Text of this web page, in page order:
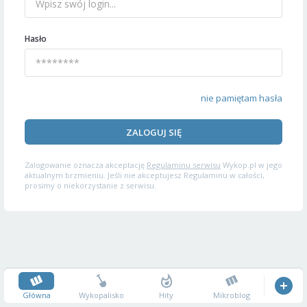
Hasło
nie pamiętam hasła
ZALOGUJ SIĘ
Zalogowanie oznacza akceptację Regulaminu serwisu Wykop.pl w jego
aktualnym brzmieniu. Jeśli nie akceptujesz Regulaminu w całości,
prosimy o niekorzystanie z serwisu.
Główna Wykopalisko Hity Mikroblog